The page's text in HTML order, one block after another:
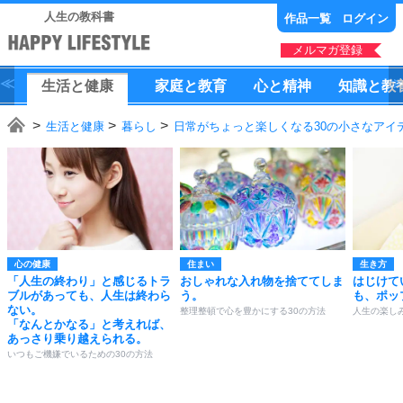
人生の教科書 作品一覧 ログイン
メルマガ登録
生活と健康 家庭と教育 心と精神 知識と教
生活と健康 暮らし 日常がちょっと楽しくなる30の小さなアイ
心の健康
「人生の終わり」と感じるトラ
ブルがあっても、人生は終わら
ない。
「なんとかなる」と考えれば、
あっさり乗り越えられる。
いつもご機嫌でいるための30の方法
住まい
おしゃれな入れ物を捨ててしま
う。
整理整頓で心を豊かにする30の方法
生き方
はじけて
も、ポ
人生の楽し